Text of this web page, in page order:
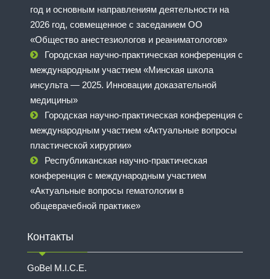
год и основным направлениям деятельности на
2026 год, совмещенное с заседанием ОО
«Общество анестезиологов и реаниматологов»
Городская научно-практическая конференция с
международным участием «Минская школа
инсульта — 2025. Инновации доказательной
медицины»
Городская научно-практическая конференция с
международным участием «Актуальные вопросы
пластической хирургии»
Республиканская научно-практическая
конференция с международным участием
«Актуальные вопросы гематологии в
общеврачебной практике»
Контакты
GoBel M.I.C.E.